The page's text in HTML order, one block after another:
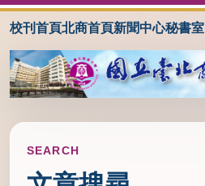
校刊首頁北商首頁新聞中心秘書室
SEARCH